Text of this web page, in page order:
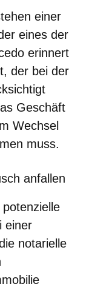
einer
eines der
erinnert
der bei der
Geschäft
Wechsel
muss.
anfallen
einer
notarielle